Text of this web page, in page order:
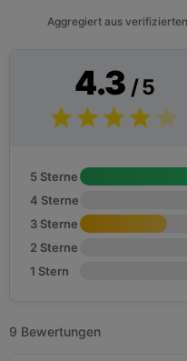
Aggregiert aus
4.3 / 5
5 Sterne
4 Sterne
3 Sterne
2 Sterne
1 Stern
9 Bewertungen